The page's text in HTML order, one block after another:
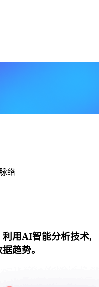
络
用AI智能分析技术,
趋势。